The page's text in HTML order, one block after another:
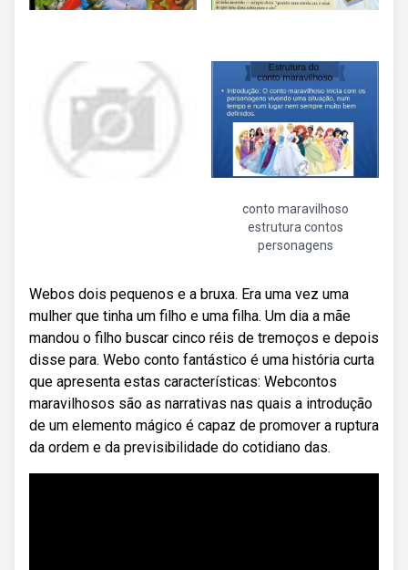
conto maravilhoso
estrutura contos
personagens
Webos dois pequenos e a bruxa. Era uma vez uma
mulher que tinha um filho e uma filha. Um dia a mãe
mandou o filho buscar cinco réis de tremoços e depois
disse para. Webo conto fantástico é uma história curta
que apresenta estas características: Webcontos
maravilhosos são as narrativas nas quais a introdução
de um elemento mágico é capaz de promover a ruptura
da ordem e da previsibilidade do cotidiano das.